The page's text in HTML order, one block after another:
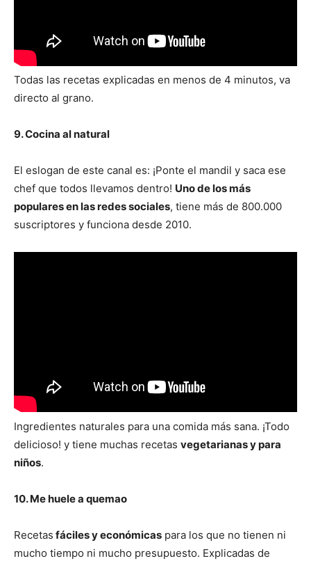
Todas las recetas explicadas en menos de 4 minutos, va
directo al grano.
9. Cocina al natural
El eslogan de este canal es: ¡Ponte el mandil y saca ese
chef que todos llevamos dentro! Uno de los más
populares en las redes sociales, tiene más de 800.000
suscriptores y funciona desde 2010.
Ingredientes naturales para una comida más sana. ¡Todo
delicioso! y tiene muchas recetas vegetarianas y para
niños.
10. Me huele a quemao
Recetas fáciles y económicas para los que no tienen ni
mucho tiempo ni mucho presupuesto. Explicadas de